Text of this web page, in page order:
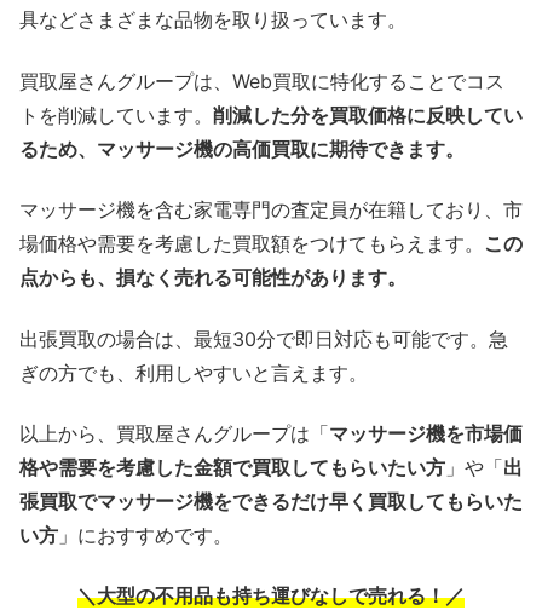
具などさまざまな品物を取り扱っています。
買取屋さんグループは、Web買取に特化することでコス
トを削減しています。 削減した分を買取価格に反映してい
るため、マッサージ機の高価買取に期待できます。
マッサージ機を含む家電専門の査定員が在籍しており、市
場価格や需要を考慮した買取額をつけてもらえます。 この
点からも、損なく売れる可能性があります。
出張買取の場合は、最短30分で即日対応も可能です。急
ぎの方でも、利用しやすいと言えます。
以上から、買取屋さんグループは「マッサージ機を市場価
格や需要を考慮した金額で買取してもらいたい方 」や「出
張買取でマッサージ機をできるだけ早く買取してもらいた
い方 」におすすめです。
＼大型の不用品も持ち運びなしで売れる！／